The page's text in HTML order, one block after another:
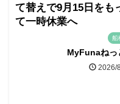
て替えで9月15日をも
て一時休業へ
船
MyFunaねっ
2026/